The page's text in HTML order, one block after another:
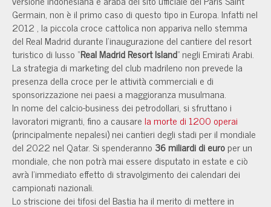
Germain, non è il primo caso di questo tipo in Europa. Infatti nel
2012 , la piccola croce cattolica non appariva nello stemma
del Real Madrid durante l'inaugurazione del cantiere del resort
turistico di lusso “Real Madrid Resort Island” negli Emirati Arabi.
La strategia di marketing del club madrileno non prevede la
presenza della croce per le attività commerciali e di
sponsorizzazione nei paesi a maggioranza musulmana.
In nome del calcio-business dei petrodollari, si sfruttano i
lavoratori migranti, fino a causarela morte di 1200 operai
(principalmente nepalesi) nei cantieri degli stadi per il mondiale
del 2022 nel Qatar. Si spenderanno 36 miliardi di europer un
mondiale, che non potrà mai essere disputato in estate e ciò
avrà l'immediato effetto di stravolgimento dei calendari dei
campionati nazionali.
Lo striscione dei tifosi del Bastia ha il merito di mettere in